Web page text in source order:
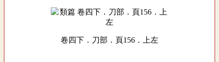
卷四下．刀部．頁156．上左